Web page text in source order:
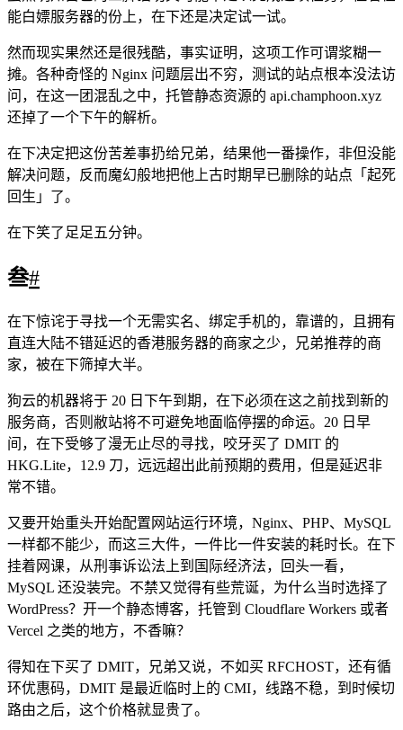
能白嫖服务器的份上，在下还是决定试一试。
然而现实果然还是很残酷，事实证明，这项工作可谓浆糊一
摊。各种奇怪的 Nginx 问题层出不穷，测试的站点根本没法访
问，在这一团混乱之中，托管静态资源的 api.champhoon.xyz
还掉了一个下午的解析。
在下决定把这份苦差事扔给兄弟，结果他一番操作，非但没能
解决问题，反而魔幻般地把他上古时期早已删除的站点「起死
回生」了。
在下笑了足足五分钟。
叁#
在下惊诧于寻找一个无需实名、绑定手机的，靠谱的，且拥有
直连大陆不错延迟的香港服务器的商家之少，兄弟推荐的商
家，被在下筛掉大半。
狗云的机器将于 20 日下午到期，在下必须在这之前找到新的
服务商，否则敝站将不可避免地面临停摆的命运。20 日早
间，在下受够了漫无止尽的寻找，咬牙买了 DMIT 的
HKG.Lite，12.9 刀，远远超出此前预期的费用，但是延迟非
常不错。
又要开始重头开始配置网站运行环境，Nginx、PHP、MySQL
一样都不能少，而这三大件，一件比一件安装的耗时长。在下
挂着网课，从刑事诉讼法上到国际经济法，回头一看，
MySQL 还没装完。不禁又觉得有些荒诞，为什么当时选择了
WordPress？开一个静态博客，托管到 Cloudflare Workers 或者
Vercel 之类的地方，不香嘛？
得知在下买了 DMIT，兄弟又说，不如买 RFCHOST，还有循
环优惠码，DMIT 是最近临时上的 CMI，线路不稳，到时候切
路由之后，这个价格就显贵了。